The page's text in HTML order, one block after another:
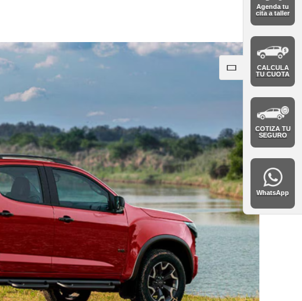
Agenda tu
cita a taller
CALCULA
TU CUOTA
COTIZA TU
SEGURO
WhatsApp